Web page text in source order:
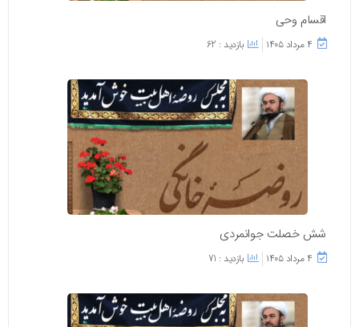
اقسام وحی
۴ مرداد ۱۴۰۵ بازدید : 62
شش خصلت جوانمردی
۴ مرداد ۱۴۰۵ بازدید : 71